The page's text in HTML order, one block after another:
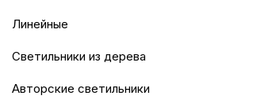
Линейные
Светильники из дерева
Авторские светильники